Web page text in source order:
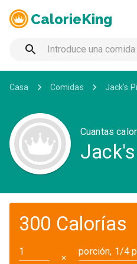
CalorieKing
Casa Comidas Jack's
Cuantas
300 Calorías
✕
porción, 1/4